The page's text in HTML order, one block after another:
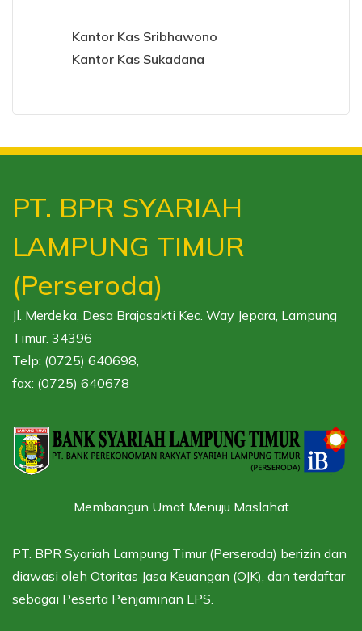
Kantor Kas Sribhawono
Kantor Kas Sukadana
PT. BPR SYARIAH
LAMPUNG TIMUR
(Perseroda)
Jl. Merdeka, Desa Brajasakti Kec. Way Jepara, Lampung
Timur. 34396
Telp: (0725) 640698,
fax: (0725) 640678
Membangun Umat Menuju Maslahat
PT. BPR Syariah Lampung Timur (Perseroda) berizin dan
diawasi oleh Otoritas Jasa Keuangan (OJK), dan terdaftar
sebagai Peserta Penjaminan LPS.